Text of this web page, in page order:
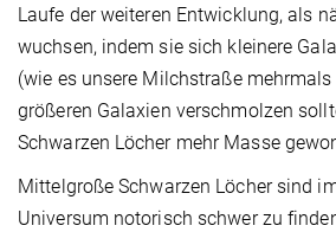
Laufe der weiteren Entwicklung, als
wuchsen, indem sie sich kleinere
(wie es unsere Milchstraße
größeren Galaxien verschmolzen
Schwarzen Löcher mehr Masse
Mittelgroße Schwarzen Löcher sind
Universum notorisch schwer zu